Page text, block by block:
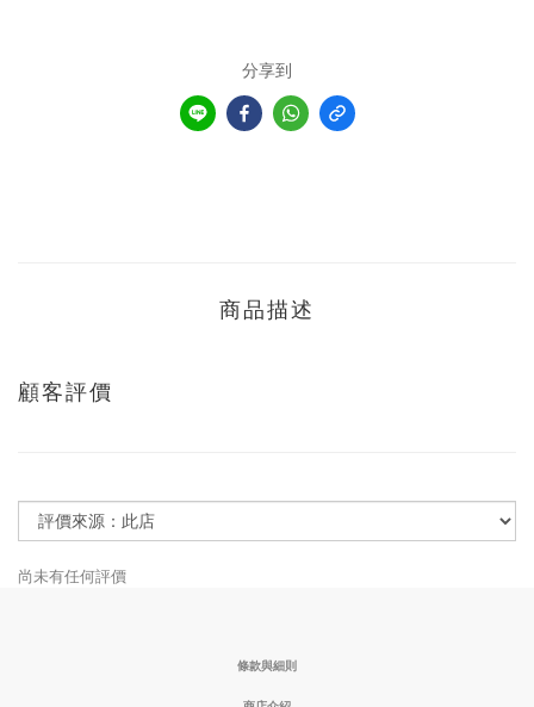
分享到
商品描述
顧客評價
尚未有任何評價
條款與細則